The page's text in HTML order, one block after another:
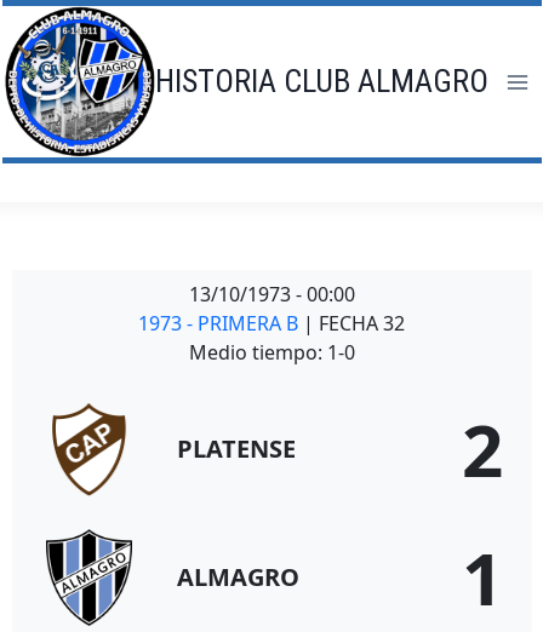
Saltar
al
contenido
HISTORIA CLUB ALMAGRO
13/10/1973 - 00:00
1973 - PRIMERA B | FECHA 32
Medio tiempo: 1-0
PLATENSE 2
ALMAGRO 1